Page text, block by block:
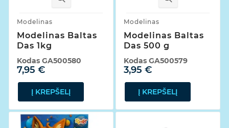
Modelinas
Modelinas Baltas
Das 1kg
7,95 €
Kodas GA500580
Į KREPŠELĮ
Modelinas
Modelinas Baltas
Das 500 g
3,95 €
Kodas GA500579
Į KREPŠELĮ